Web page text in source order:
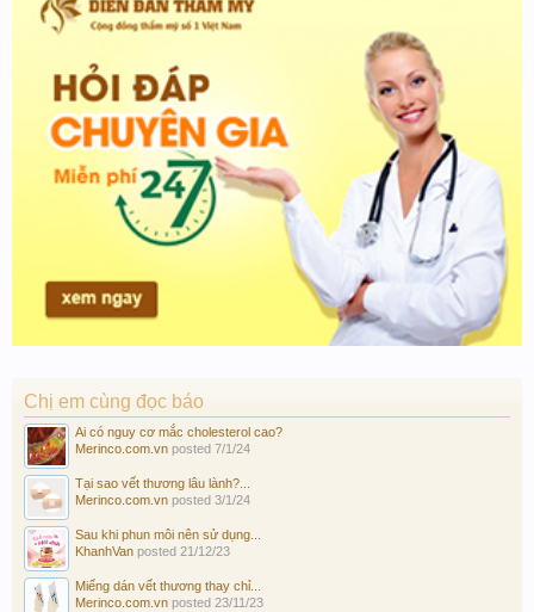
Chị em cùng đọc báo
Ai có nguy cơ mắc cholesterol cao?
Merinco.com.vn posted 7/1/24
Tại sao vết thương lâu lành?...
Merinco.com.vn posted 3/1/24
Sau khi phun môi nên sử dụng...
KhanhVan posted 21/12/23
Miếng dán vết thương thay chỉ...
Merinco.com.vn posted 23/11/23